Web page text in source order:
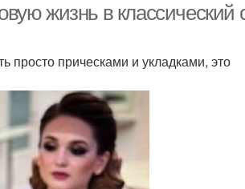
жизнь в классический
просто прическами и укладками, это